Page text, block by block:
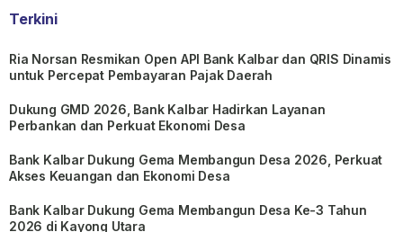
Terkini
Ria Norsan Resmikan Open API Bank Kalbar dan QRIS Dinamis
untuk Percepat Pembayaran Pajak Daerah
Dukung GMD 2026, Bank Kalbar Hadirkan Layanan
Perbankan dan Perkuat Ekonomi Desa
Bank Kalbar Dukung Gema Membangun Desa 2026, Perkuat
Akses Keuangan dan Ekonomi Desa
Bank Kalbar Dukung Gema Membangun Desa Ke-3 Tahun
2026 di Kayong Utara